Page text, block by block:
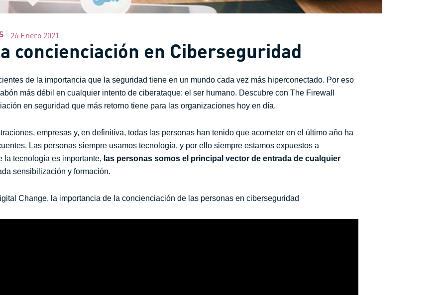
26 Enero 2021
concienciación en Ciberseguridad
de la importancia que la seguridad tiene en un mundo cada vez más hiperconectado. Por eso
más débil en cualquier intento de ciberataque: el ser humano. Descubre con The Firewall
en seguridad que más retorno tiene para las organizaciones hoy en día.
empresas y, en definitiva, todas las personas han tenido que acometer en el último año ha
Las personas siempre usamos tecnología, y por ello siempre estamos expuestos a
la tecnología es importante, las personas somos el principal vector de entrada de cualquier
sensibilización y formación.
Change, la importancia de la concienciación de las personas en ciberseguridad